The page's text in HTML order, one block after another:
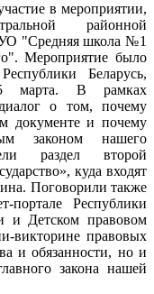
в мероприятии,
районной
"Средняя школа №1
Мероприятие было
Беларусь,
марта. В рамках
о том, почему
документе и почему
законом нашего
раздел второй
куда входят
Поговорили также
портале Республики
и Детском правовом
викторине правовых
и обязанности, но и
закона нашей